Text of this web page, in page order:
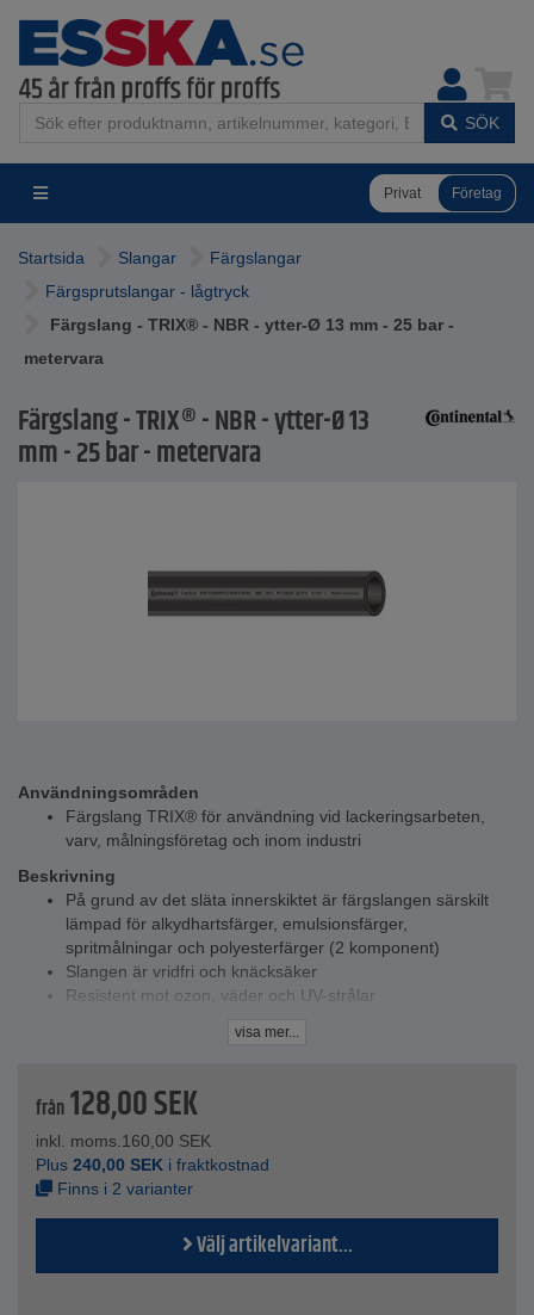
SÖK
Privat Företag
Startsida Slangar
Färgslangar
Färgsprutslangar - lågtryck
Färgslang - TRIX® - NBR - ytter-Ø 13 mm - 25 bar -
metervara
Färgslang - TRIX® - NBR - ytter-Ø 13
mm - 25 bar - metervara
Användningsområden
Färgslang TRIX® för användning vid lackeringsarbeten,
varv, målningsföretag och inom industri
Beskrivning
På grund av det släta innerskiktet är färgslangen särskilt
lämpad för alkydhartsfärger, emulsionsfärger,
spritmålningar och polyesterfärger (2 komponent)
Slangen är vridfri och knäcksäker
Resistent mot ozon, väder och UV-strålar
TRIX färgslang - NBR - DN9
Ytterskikt - NBR - orange-svart - slät
Tryckbärare - syntetiskt garn
Nominell bredd - 1/4"
Arbetstemperatur - -30°C till +80°C
Arbetstryck - 25 bar
Bristningstryck - 100 bar
visa mer...
från 128,00SEK
inkl. moms.160,00 SEK
Plus 240,00 SEK i fraktkostnad
Finns i 2 varianter
Välj artikelvariant...